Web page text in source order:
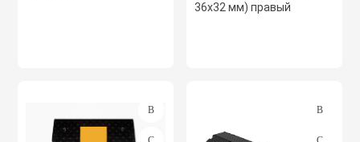
36х32 мм) правый